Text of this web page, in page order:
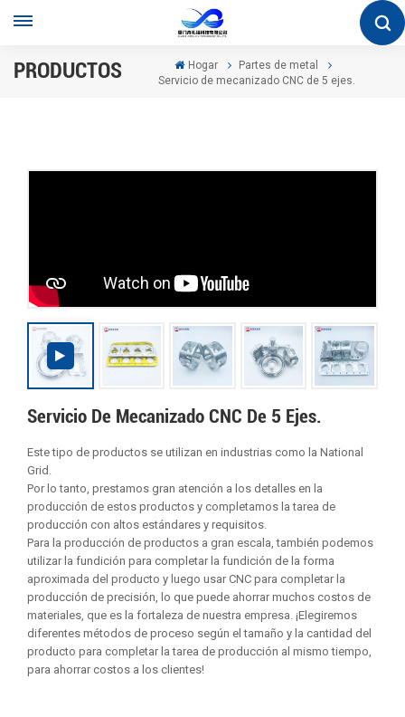
PRODUCTOS Hogar
Partes de metal
Servicio de mecanizado CNC de 5 ejes.
Servicio De Mecanizado CNC De 5 Ejes.
Este tipo de productos se utilizan en industrias como la National
Grid.
Por lo tanto, prestamos gran atención a los detalles en la
producción de estos productos y completamos la tarea de
producción con altos estándares y requisitos.
Para la producción de productos a gran escala, también podemos
utilizar la fundición para completar la fundición de la forma
aproximada del producto y luego usar CNC para completar la
producción de precisión, lo que puede ahorrar muchos costos de
materiales, que es la fortaleza de nuestra empresa. ¡Elegiremos
diferentes métodos de proceso según el tamaño y la cantidad del
producto para completar la tarea de producción al mismo tiempo,
para ahorrar costos a los clientes!